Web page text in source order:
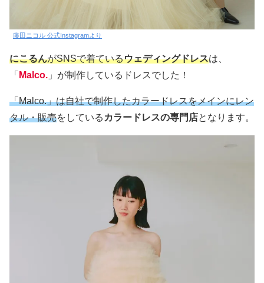
藤田ニコル 公式Instagramより
にこるんがSNSで着ているウェディングドレスは、
「 Malco. 」が制作しているドレスでした！
「Malco.」は自社で制作したカラードレスをメインにレン
タル・販売をしている カラードレスの専門店となります。